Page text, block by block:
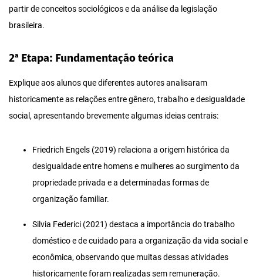
partir de conceitos sociológicos e da análise da legislação
brasileira.
2ª Etapa: Fundamentação teórica
Explique aos alunos que diferentes autores analisaram
historicamente as relações entre gênero, trabalho e desigualdade
social, apresentando brevemente algumas ideias centrais:
Friedrich Engels (2019) relaciona a origem histórica da
desigualdade entre homens e mulheres ao surgimento da
propriedade privada e a determinadas formas de
organização familiar.
Silvia Federici (2021) destaca a importância do trabalho
doméstico e de cuidado para a organização da vida social e
econômica, observando que muitas dessas atividades
historicamente foram realizadas sem remuneração.